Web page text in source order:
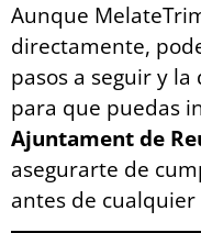
Aunque
directamente,
pasos a seguir y
para que puedas
Ajuntament de
asegurarte de
antes de